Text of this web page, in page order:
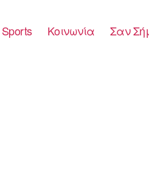
Sports Κοινωνία Σαν